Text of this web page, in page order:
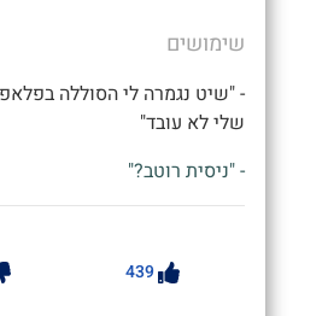
שימושים
- "שיט נגמרה לי הסוללה
שלי לא עובד"
- "ניסית רוטב?"
439